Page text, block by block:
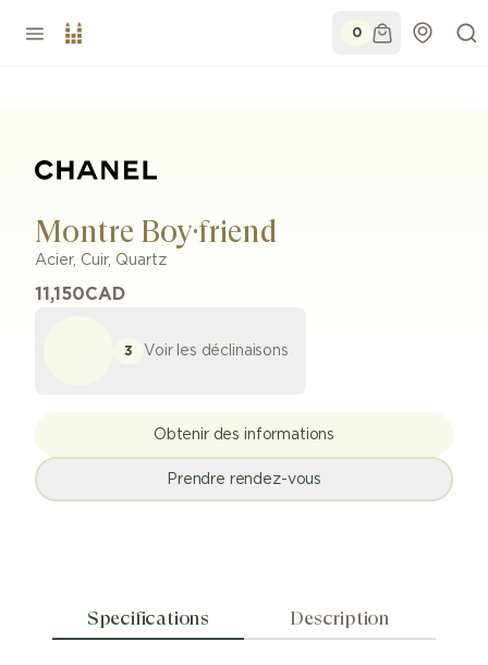
0
Montre Boy·friend
Acier, Cuir, Quartz
11,150CAD
3 Voir les déclinaisons
Obtenir des informations
Prendre rendez-vous
Specifications Description